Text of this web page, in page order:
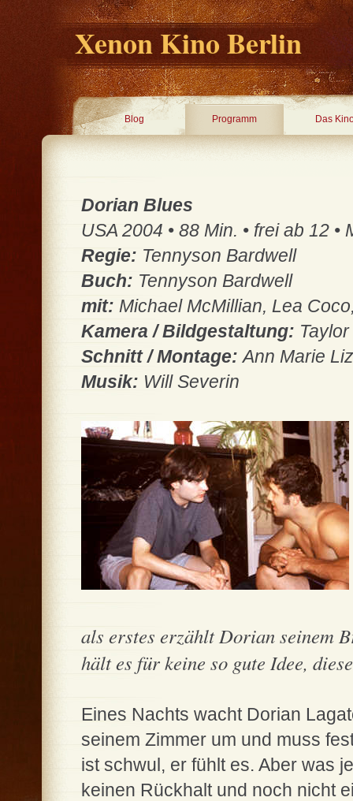
Xenon Kino Berlin
Blog Programm Das
Dorian Blues
USA 2004 • 88 Min. • frei ab 12
Regie: Tennyson Bardwell
Buch: Tennyson Bardwell
mit: Michael McMillian, Lea
Kamera / Bildgestaltung:
Schnitt / Montage:Ann Marie
Musik: Will Severin
als erstes erzählt Dorian seinem
hält es für keine so gute Idee,
Eines Nachts wacht Dorian
seinem Zimmer um und muss
ist schwul, er fühlt es. Aber was
keinen Rückhalt und noch nicht